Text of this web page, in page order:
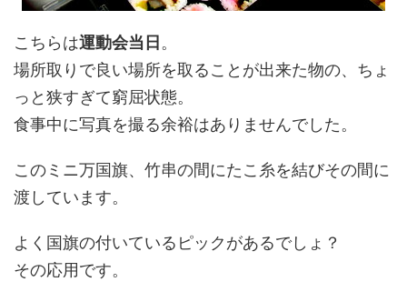
こちらは運動会当日 。
場所取りで良い場所を取ることが出来た物の、ちょ
っと狭すぎて窮屈状態。
食事中に写真を撮る余裕はありませんでした。
このミニ万国旗、竹串の間にたこ糸を結びその間に
渡しています。
よく国旗の付いているピックがあるでしょ？
その応用です。